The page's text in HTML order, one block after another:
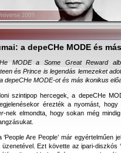
a depeCHe MODE és
MODE a Some Great Reward
és Prince is legendás lemezeket
depeCHe MODE-ot és más ikonikus
szintipop hercegek, a depeCHe
érezték a nyomást, hogy
-nek elmondta, hogy sokan még
Are People’ már
Ezt követte az ipari-diszkós